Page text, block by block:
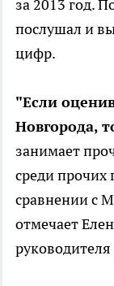
за 2013 год.
послушал и
цифр.
"Если
Новгорода,
занимает
среди
сравнении с
отмечает